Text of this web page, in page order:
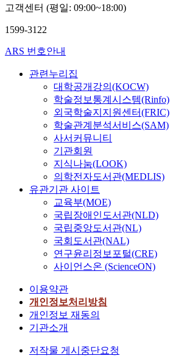
고객센터 (평일: 09:00~18:00)
1599-3122
ARS 번호안내
관련누리집
대학공개강의(KOCW)
학술정보통계시스템(Rinfo)
외국학술지지원센터(FRIC)
학술관계분석서비스(SAM)
사서커뮤니티
기관회원
지식나눔(LOOK)
의학전자도서관(MEDLIS)
유관기관 사이트
교육부(MOE)
국립장애인도서관(NLD)
국립중앙도서관(NL)
국회도서관(NAL)
연구윤리정보포털(CRE)
사이언스온 (ScienceON)
이용약관
개인정보처리방침
개인정보 재동의
기관소개
저작물 게시중단요청